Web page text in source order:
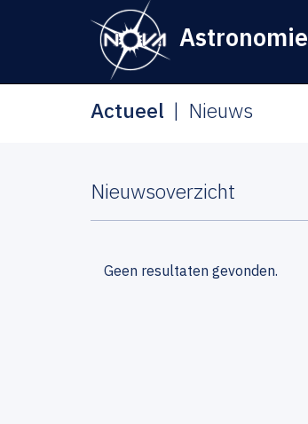
Astronomie
Actueel Nieuws
Nieuwsoverzicht
Geen resultaten gevonden.